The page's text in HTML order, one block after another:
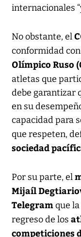
internacionales
No obstante, el
conformidad
Olímpico Ruso
atletas que
debe garantizar
en su
capacidad para
que respeten,
sociedad
Por su parte, el
Mijaíl
Telegramque
regreso de los
competiciones